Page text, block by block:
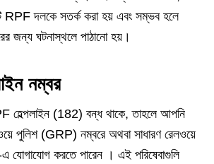
RPF দলকে সতর্ক করা হয় এবং সম্ভব হলে
জন্য ঘটনাস্থলে পাঠানো হয়।
নম্বর
হেল্পলাইন (182) বন্ধ থাকে, তাহলে আপনি
পুলিশ (GRP) নম্বরে অথবা সাধারণ রেলওয়ে
এ যোগাযোগ করতে পারেন । এই পরিষেবাগুলি